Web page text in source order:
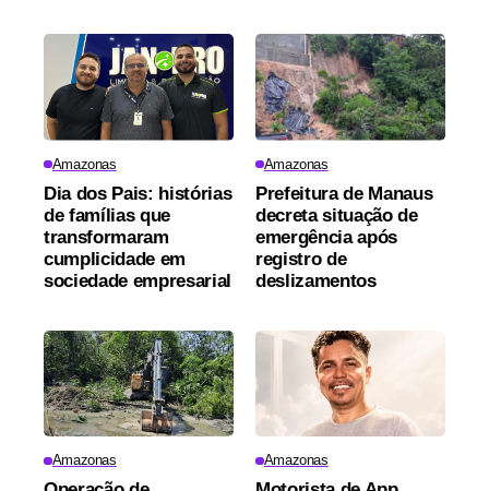
Amazonas
Dia dos Pais: histórias
de famílias que
transformaram
cumplicidade em
sociedade empresarial
Amazonas
Prefeitura de Manaus
decreta situação de
emergência após
registro de
deslizamentos
Amazonas Amazonas